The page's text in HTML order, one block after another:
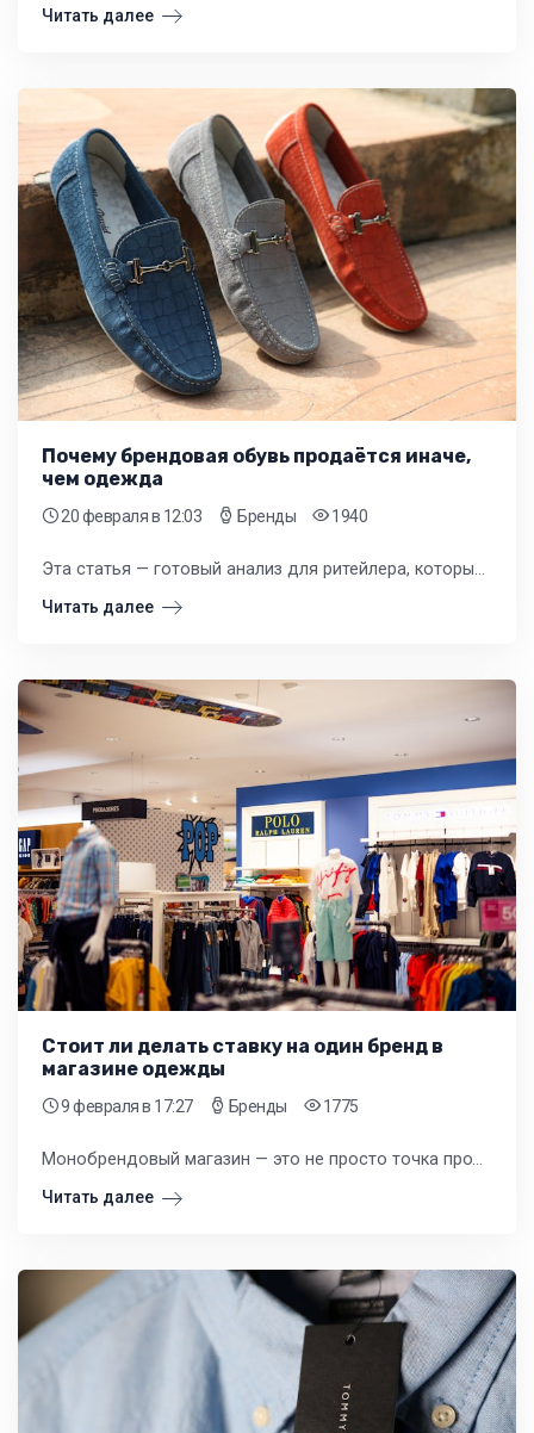
Читать далее
Почему брендовая обувь продаётся иначе,
чем одежда
20 февраляв 12:03 Бренды 1940
Эта статья — готовый анализ для ритейлера, который хочет понять логику потребителя и грамотно выстроить закупки. Мы разберем ключевые отличия в мерчандайзинге, психологии покупки и логистике.
Читать далее
Стоит ли делать ставку на один бренд в
магазине одежды
9 февраляв 17:27 Бренды 1775
Монобрендовый магазин — это не просто точка продаж, это полноценная презентация философии и ценностей конкретной марки. Однако такая глубокая фокусировка несёт в себе как значительные преимущества, так и серьёзные вызовы.
Читать далее